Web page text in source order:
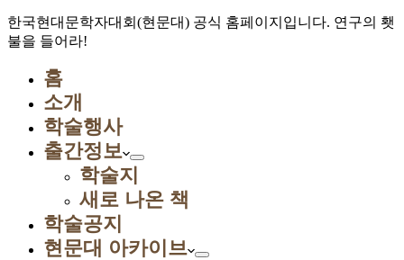
한국현대문학자대회(현문대) 공식 홈페이지입니다. 연구의 횃
불을 들어라!
홈
소개
학술행사
출간정보
학술지
새로 나온 책
학술공지
현문대 아카이브